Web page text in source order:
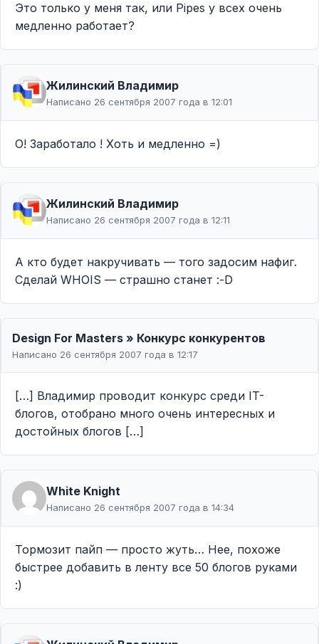
Это только у меня так, или Pipes у всех очень
медленно работает?
Жилинcкий Владимир
Написано 26 сентября 2007 года в 12:01
О! Заработало ! Хоть и медленно =)
Жилинcкий Владимир
Написано 26 сентября 2007 года в 12:11
А кто будет накручивать — того задосим нафиг.
Сделай WHOIS — страшно станет :-D
Design For Masters » Конкурс конкурентов
Написано 26 сентября 2007 года в 12:17
[…] Владимир проводит конкурс среди IT-
блогов, отобрано много очень интересных и
достойных блогов […]
White Knight
Написано 26 сентября 2007 года в 14:34
Тормозит пайп — просто жуть… Нее, похоже
быстрее добавить в ленту все 50 блогов руками
:)